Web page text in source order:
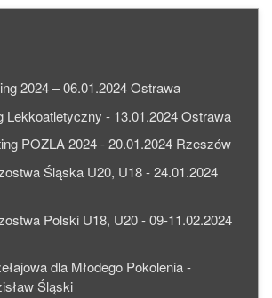
2024 – 06.01.2024 Ostrawa
Lekkoatletyczny - 13.01.2024 Ostrawa
POZLA 2024 - 20.01.2024 Rzeszów
Śląska U20, U18 - 24.01.2024
Polski U18, U20 - 09-11.02.2024
dla Młodego Pokolenia -
Śląski